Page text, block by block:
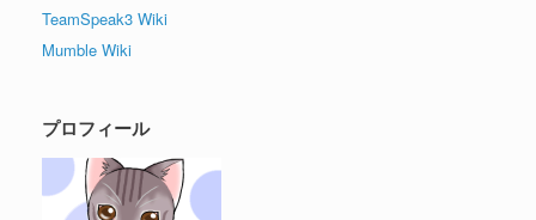
TeamSpeak3 Wiki
Mumble Wiki
プロフィール